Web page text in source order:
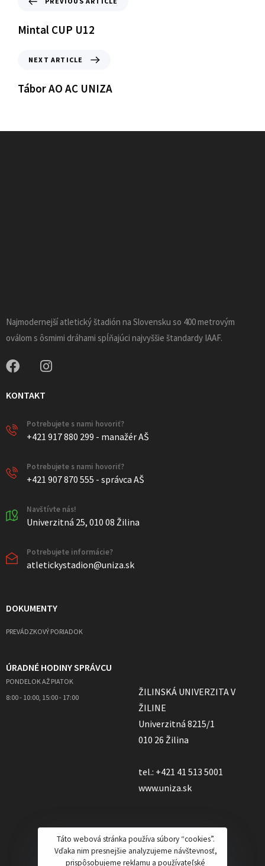
Mintal CUP U12
NEXT ARTICLE
Tábor AO AC UNIZA
Najmodernejší atletický štadión na Slovensku so 400 metrovým
oválom s ôsmimi dráhami spĺňajúci najvyššie štandardy IAAF.
KONTAKT
Potrebujete s nami hovoriť?
+421 917 880 299 - manažér AŠ
Potrebujete s nami hovoriť?
+421 907 870 555 - správca AŠ
Navštívte nás!
Univerzitná 25, 010 08 Žilina
Potrebujete informácie?
atletickystadion@uniza.sk
DOKUMENTY
PREVÁDZKOVÝ PORIADOK
ÚRADNÉ HODINY SPRÁVCU
PONDELOK AŽ PIATOK
8:00 - 10:00, 15:00 - 17:00
ŽILINSKÁ UNIVERZITA V
ŽILINE
Univerzitná 8215/1
010 26 Žilina
tel.: +421 41 513 5001
www.uniza.sk
Táto webová stránka používa súbory “cookies”.
Vďaka nim presnejšie analyzujeme návštevnosť,
prispôsobujeme reklamu a používateľské